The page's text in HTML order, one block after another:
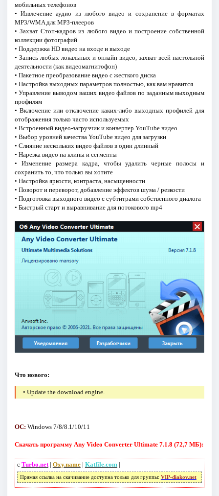
мобильных телефонов
• Извлечение аудио из любого видео и сохранение в форматах
MP3/WMA для MP3-плееров
• Захват Стоп-кадров из любого видео и построение собственной
коллекции фотографий
• Поддержка HD видео на входе и выходе
• Запись любых локальных и онлайн-видео, захват всей настольной
деятельности (как видеомагнитофон)
• Пакетное преобразование видео с жесткого диска
• Настройка выходных параметров полностью, как вам нравится
• Управление выводом ваших видео файлов по заданным выходным
профилям
• Включение или отключение каких-либо выходных профилей для
отображения только часто используемых
• Встроенный видео-загрузчик и конвертер YouTube видео
• Выбор уровней качества YouTube видео для загрузки
• Слияние нескольких видео файлов в один длинный
• Нарезка видео на клипы и сегменты
• Изменение размера кадра, чтобы удалить черные полосы и
сохранить то, что только вы хотите
• Настройка яркости, контраста, насыщенности
• Поворот и переворот, добавление эффектов шума / резкости
• Подготовка выходного видео с субтитрами собственного диалога
• Быстрый старт и выравнивание для потокового mp4
Что нового:
• Update the download engine.
ОС: Windows 7/8/8.1/10/11
Скачать программу Any Video Converter Ultimate 7.1.8 (72,7 МБ):
с Turbo.net| Oxy.name| Katfile.com|
Прямая ссылка на скачивание доступна только для группы: VIP-diakov.net